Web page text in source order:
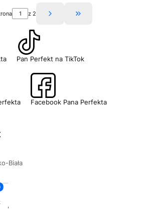
z 2 Przejdź do ostatniej
Pan Perfekt na TikTok
Facebook Pana Perfekta
Biała
w koszyku: 0. Zobacz szczegóły